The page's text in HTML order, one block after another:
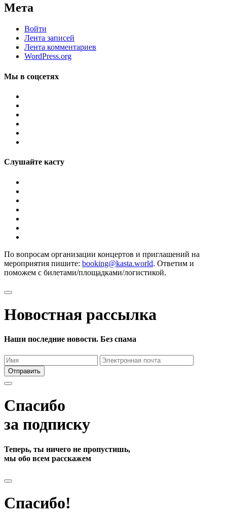
Мета
Войти
Лента записей
Лента комментариев
WordPress.org
Мы в соцсетях
Слушайте касту
По вопросам организации концертов и приглашений на
мероприятия пишите: booking@kasta.world. Ответим и
поможем с билетами/площадками/логистикой.
Новостная рассылка
Наши последние новости. Без спама
Отправить
Спасибо
за подписку
Теперь, ты ничего не пропустишь,
мы обо всем расскажем
Спасибо!